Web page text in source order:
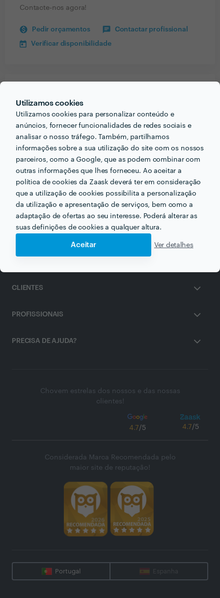
Utilizamos cookies
Utilizamos cookies para personalizar conteúdo e
anúncios, fornecer funcionalidades de redes sociais e
analisar o nosso tráfego. Também, partilhamos
informações sobre a sua utilização do site com os nossos
parceiros, como a Google, que as podem combinar com
outras informações que lhes forneceu. Ao aceitar a
política de cookies da Zaask deverá ter em consideração
que a utilização de cookies possibilita a personalização
da utilização e apresentação de serviços, bem como a
adaptação de ofertas ao seu interesse. Poderá alterar as
suas definições de cookies a qualquer altura.
Aceitar Ver detalhes
Contacte-nos agora!
Pedir orçamentos Contactar profissional
Verificar disponibilidade
Cencab
Outros serviços proporcionados por Cencab
Pedicure em barreiro
CLIENTES
PROFISSIONAIS
PRECISA DE AJUDA?
Chovem estrelas dos nossos e das nossas
clientes!
4.7/5 4.7/5
Considerada Marca Recomendada pelo
maior site de reputação!
Portugal Espanha